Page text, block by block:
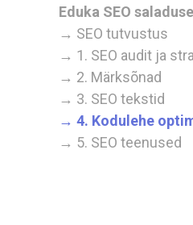
Eduka SEO
→ SEO tutvustus
→ 1. SEO audit ja
→ 2. Märksõnad
→ 3. SEO tekstid
→ 4. Kodulehe
→ 5. SEO teenused